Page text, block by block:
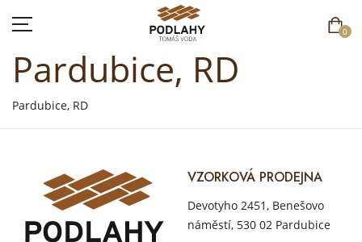
0
Pardubice, RD
Pardubice, RD
VZORKOVÁ PRODEJNA
Devotyho 2451, Benešovo
náměstí, 530 02 Pardubice